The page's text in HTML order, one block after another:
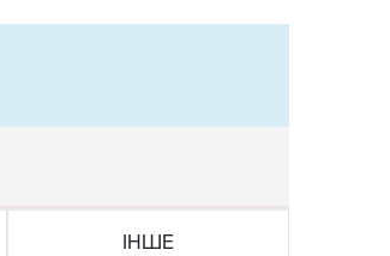
ІНШЕ